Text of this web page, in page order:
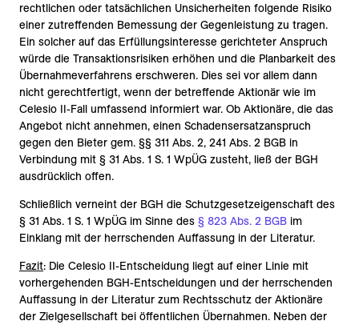
rechtlichen oder tatsächlichen Unsicherheiten folgende Risiko
einer zutreffenden Bemessung der Gegenleistung zu tragen.
Ein solcher auf das Erfüllungsinteresse gerichteter Anspruch
würde die Transaktionsrisiken erhöhen und die Planbarkeit des
Übernahmeverfahrens erschweren. Dies sei vor allem dann
nicht gerechtfertigt, wenn der betreffende Aktionär wie im
Celesio II-Fall umfassend informiert war. Ob Aktionäre, die das
Angebot nicht annehmen, einen Schadensersatzanspruch
gegen den Bieter gem. §§ 311 Abs. 2, 241 Abs. 2 BGB in
Verbindung mit § 31 Abs. 1 S. 1 WpÜG zusteht, ließ der BGH
ausdrücklich offen.
Schließlich verneint der BGH die Schutzgesetzeigenschaft des
§ 31 Abs. 1 S. 1 WpÜG im Sinne des § 823 Abs. 2 BGB im
Einklang mit der herrschenden Auffassung in der Literatur.
Fazit: Die Celesio II-Entscheidung liegt auf einer Linie mit
vorhergehenden BGH-Entscheidungen und der herrschenden
Auffassung in der Literatur zum Rechtsschutz der Aktionäre
der Zielgesellschaft bei öffentlichen Übernahmen. Neben der